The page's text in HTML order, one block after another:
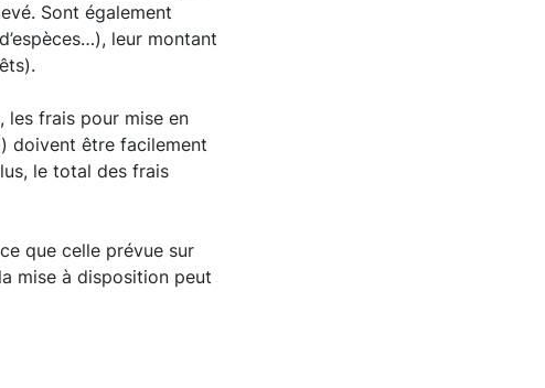
Sont également
leur montant
les frais pour mise en
doivent être facilement
le total des frais
que celle prévue sur
mise à disposition peut